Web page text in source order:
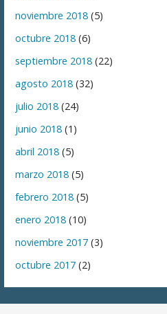
noviembre 2018 (5)
octubre 2018 (6)
septiembre 2018 (22)
agosto 2018 (32)
julio 2018 (24)
junio 2018 (1)
abril 2018 (5)
marzo 2018 (5)
febrero 2018 (5)
enero 2018 (10)
noviembre 2017 (3)
octubre 2017 (2)